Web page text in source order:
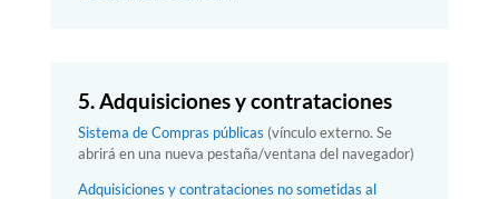
5. Adquisiciones y contrataciones
Sistema de Compras públicas (vínculo externo. Se
abrirá en una nueva pestaña/ventana del navegador)
Adquisiciones y contrataciones no sometidas al